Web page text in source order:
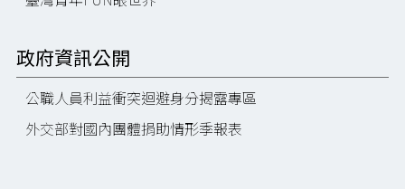
政府資訊公開
公職人員利益衝突迴避身分揭露專區
外交部對國內團體捐助情形季報表